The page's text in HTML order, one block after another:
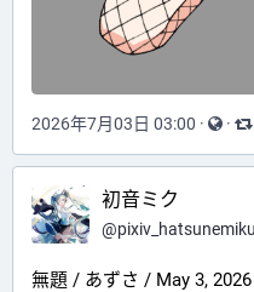
2026年7月03日 03:00 · ·
初音ミク
@
無題 / あずさ / May 3, 2026